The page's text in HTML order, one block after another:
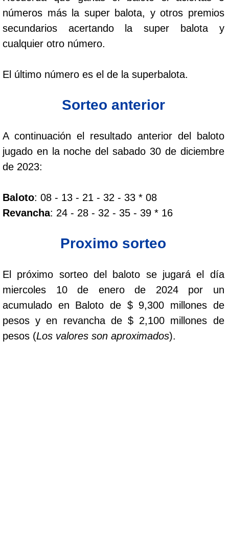
Paisita Día
Paisita Noche
Paisita 3
Pick 3 Día
Pick 3 Noche
Pick 4 Día
Pick 4 Noche
Sinuano Día
Sinuano Noche
números más la super balota, y otros premios
secundarios acertando la super balota y
cualquier otro número.
El último número es el de la superbalota.
Sorteo anterior
A continuación el resultado anterior del baloto
jugado en la noche del sabado 30 de diciembre
de 2023:
Baloto: 08 - 13 - 21 - 32 - 33 * 08
Revancha: 24 - 28 - 32 - 35 - 39 * 16
Proximo sorteo
El próximo sorteo del baloto se jugará el día
miercoles 10 de enero de 2024 por un
acumulado en Baloto de $ 9,300 millones de
pesos y en revancha de $ 2,100 millones de
pesos (Los valores son aproximados).